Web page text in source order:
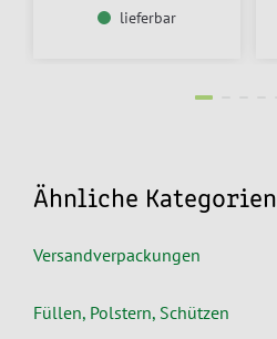
lieferbar
Ähnliche Kategorien
Versandverpackungen
Füllen, Polstern, Schützen